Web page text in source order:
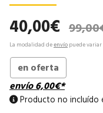
40,00€ 99,00
La modalidad deenvío puede
en oferta
envío6,00€*
Producto no incluído